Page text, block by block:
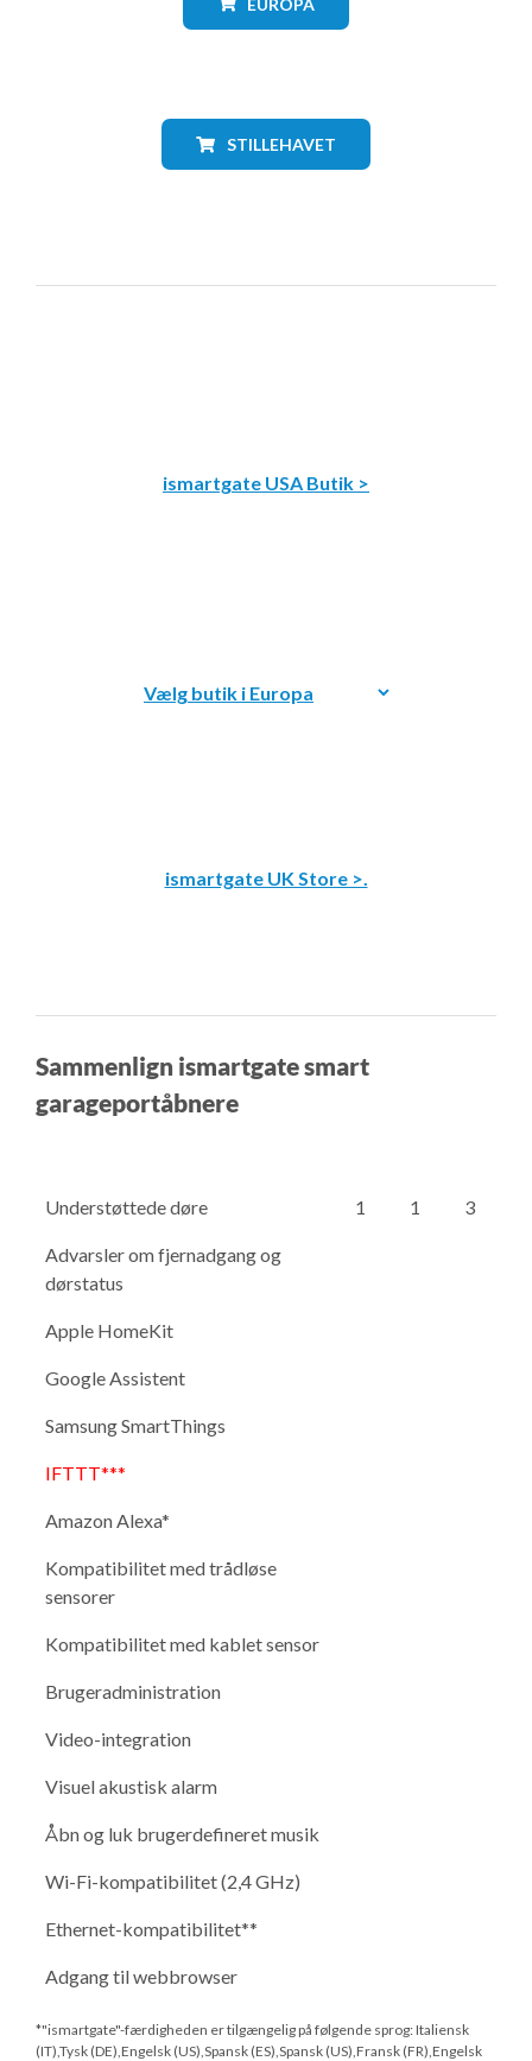
STILLEHAVET
ismartgate USA Butik >
ismartgate UK Store >.
Sammenlign ismartgate smart
garageportåbnere
Understøttede døre 1 1 3
Advarsler om fjernadgang og
dørstatus
Apple HomeKit
Google Assistent
Samsung SmartThings
IFTTT***
Amazon Alexa*
Kompatibilitet med trådløse
sensorer
Kompatibilitet med kablet sensor
Brugeradministration
Video-integration
Visuel akustisk alarm
Åbn og luk brugerdefineret musik
Wi-Fi-kompatibilitet (2,4 GHz)
Ethernet-kompatibilitet**
Adgang til webbrowser
*"ismartgate"-færdigheden er tilgængelig på følgende sprog: Italiensk
(IT),Tysk (DE),Engelsk (US),Spansk (ES),Spansk (US),Fransk (FR),Engelsk